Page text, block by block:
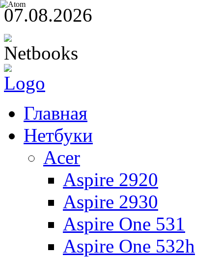
07.08.2026
Главная
Нетбуки
Acer
Aspire 2920
Aspire 2930
Aspire One 531
Aspire One 532h